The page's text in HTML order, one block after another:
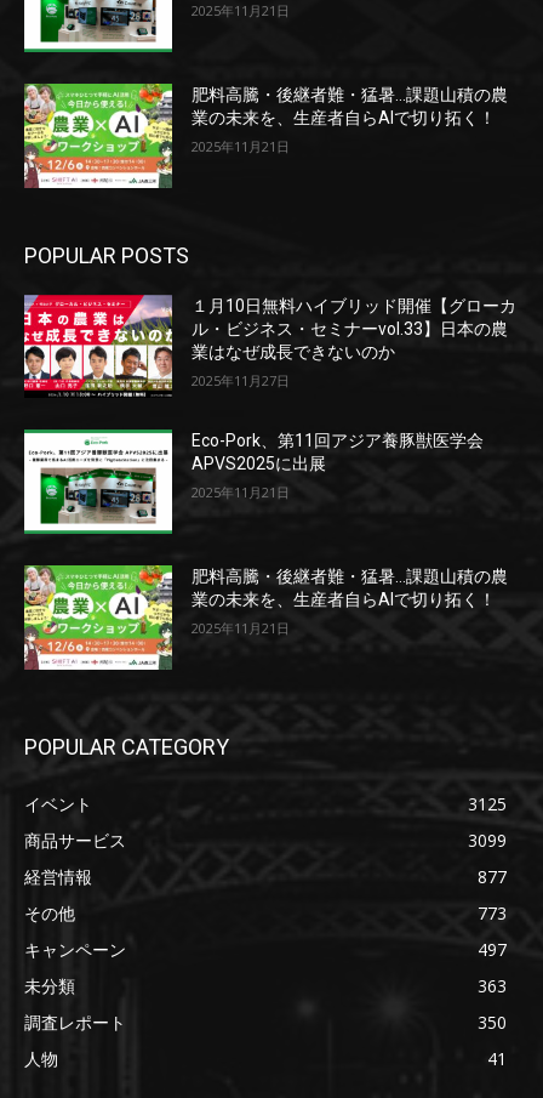
2025年11月21日
肥料高騰・後継者難・猛暑…課題山積の農
業の未来を、生産者自らAIで切り拓く！
2025年11月21日
POPULAR POSTS
１月10日無料ハイブリッド開催【グローカ
ル・ビジネス・セミナーvol.33】日本の農
業はなぜ成長できないのか
2025年11月27日
Eco-Pork、第11回アジア養豚獣医学会
APVS2025に出展
2025年11月21日
肥料高騰・後継者難・猛暑…課題山積の農
業の未来を、生産者自らAIで切り拓く！
2025年11月21日
POPULAR CATEGORY
イベント
3125
商品サービス
3099
経営情報
877
その他
773
キャンペーン
497
未分類
363
調査レポート
350
人物
41